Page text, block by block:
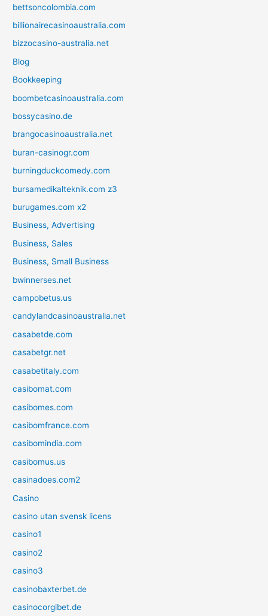
bettsoncolombia.com
billionairecasinoaustralia.com
bizzocasino-australia.net
Blog
Bookkeeping
boombetcasinoaustralia.com
bossycasino.de
brangocasinoaustralia.net
buran-casinogr.com
burningduckcomedy.com
bursamedikalteknik.com z3
burugames.com x2
Business, Advertising
Business, Sales
Business, Small Business
bwinnerses.net
campobetus.us
candylandcasinoaustralia.net
casabetde.com
casabetgr.net
casabetitaly.com
casibomat.com
casibomes.com
casibomfrance.com
casibomindia.com
casibomus.us
casinadoes.com2
Casino
casino utan svensk licens
casino1
casino2
casino3
casinobaxterbet.de
casinocorgibet.de